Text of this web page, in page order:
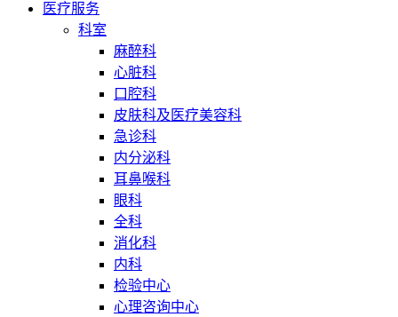
医疗服务
科室
麻醉科
心脏科
口腔科
皮肤科及医疗美容科
急诊科
内分泌科
耳鼻喉科
眼科
全科
消化科
内科
检验中心
心理咨询中心